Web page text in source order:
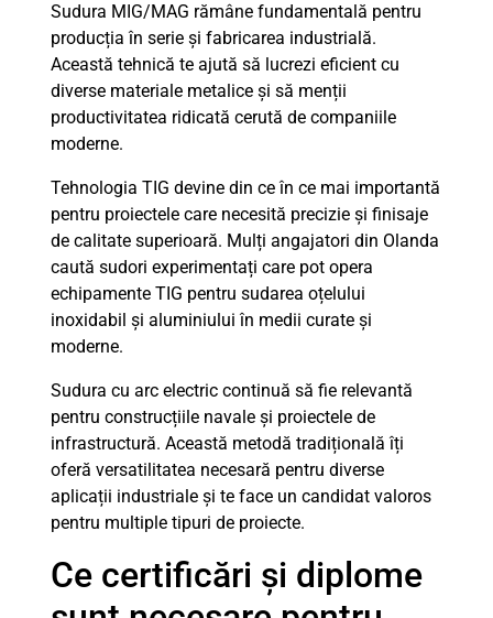
Sudura MIG/MAG rămâne fundamentală pentru
producția în serie și fabricarea industrială.
Această tehnică te ajută să lucrezi eficient cu
diverse materiale metalice și să menții
productivitatea ridicată cerută de companiile
moderne.
Tehnologia TIG devine din ce în ce mai importantă
pentru proiectele care necesită precizie și finisaje
de calitate superioară. Mulți angajatori din Olanda
caută sudori experimentați care pot opera
echipamente TIG pentru sudarea oțelului
inoxidabil și aluminiului în medii curate și
moderne.
Sudura cu arc electric continuă să fie relevantă
pentru construcțiile navale și proiectele de
infrastructură. Această metodă tradițională îți
oferă versatilitatea necesară pentru diverse
aplicații industriale și te face un candidat valoros
pentru multiple tipuri de proiecte.
Ce certificări și diplome